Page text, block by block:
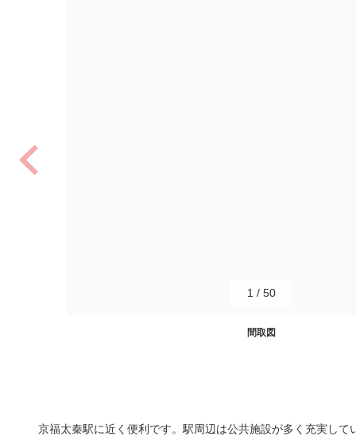
間取図
1 / 50
京福太秦駅に近く便利です。駅周辺は公共施設が多く充実し